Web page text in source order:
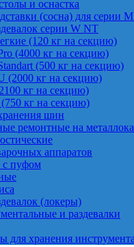
и оснастка
(сосна) для серии
серии W NT
(120 кг на секцию)
(4000 кг на секцию)
(500 кг на секцию)
(2000 кг на секцию)
кг на секцию)
кг на секцию)
шин
ремонтные на
аппаратов
с пуфом
(локеры)
и раздевалки
хранения